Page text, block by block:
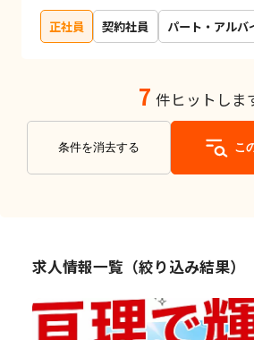
正社員 契約社員 パート・アルバ
7 件ヒットしま
条件を消去する こ
求人情報一覧（絞り込み結果）